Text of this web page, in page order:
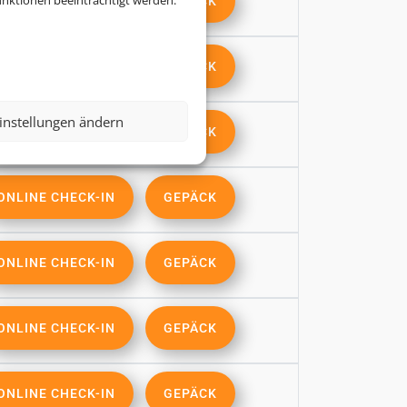
ändern
GEPÄCK
CHECK-IN GEPÄCK
CHECK-IN GEPÄCK
CHECK-IN GEPÄCK
CHECK-IN GEPÄCK
CHECK-IN GEPÄCK